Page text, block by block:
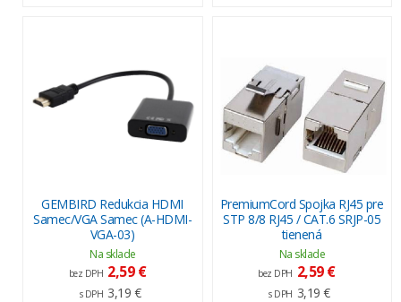
GEMBIRD Redukcia HDMI
Samec/VGA Samec (A-HDMI-
VGA-03)
Na sklade
bez DPH 2,59 €
s DPH 3,19 €
PremiumCord Spojka RJ45 pre
STP 8/8 RJ45 / CAT.6 SRJP-05
tienená
Na sklade
bez DPH 2,59 €
s DPH 3,19 €